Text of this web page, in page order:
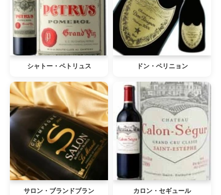
シャトー・ペトリュス ドン・ペリニョン
サロン・ブランドブラン カロン・セギュール